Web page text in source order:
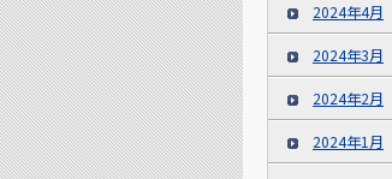
2024年4月
2024年3月
2024年2月
2024年1月